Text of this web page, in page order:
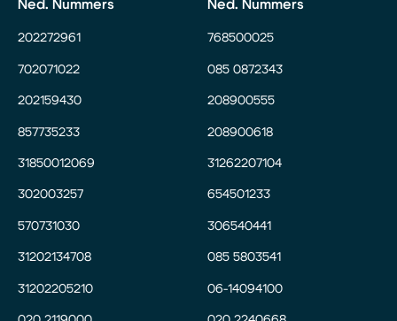
Ned. Nummers
202272961
702071022
202159430
857735233
31850012069
302003257
570731030
31202134708
31202205210
Ned. Nummers
768500025
085 0872343
208900555
208900618
31262207104
654501233
306540441
085 5803541
06-14094100